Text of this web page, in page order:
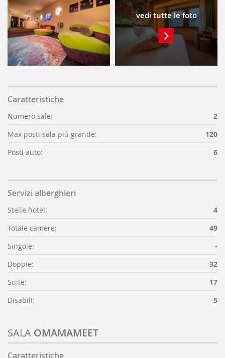
vedi tutte le foto
Caratteristiche
Numero sale:
2
Max posti sala più grande:
120
Posti auto:
6
Servizi alberghieri
Stelle hotel:
4
Totale camere:
49
Singole:
-
Doppie:
32
Suite:
17
Disabili:
5
SALA OMAMAMEET
Caratteristiche